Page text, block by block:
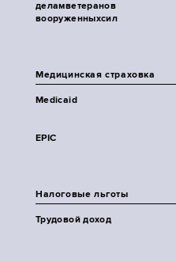
деламветеранов
вооруженныхсил
Медицинская страховка
Medicaid
EPIC
Налоговые льготы
Трудовой доход